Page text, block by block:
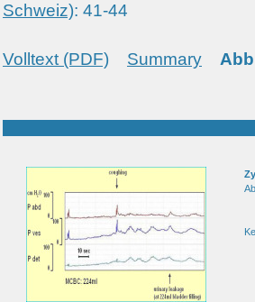
Schweiz): 41-44
Volltext (PDF) Summary